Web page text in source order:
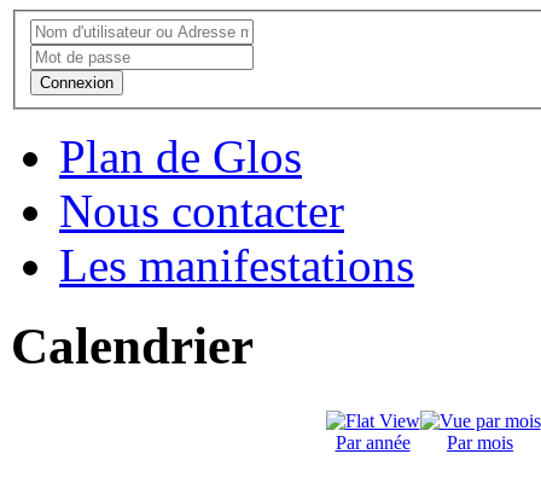
Connexion
Plan de Glos
Nous contacter
Les manifestations
Calendrier
Par année Par mois